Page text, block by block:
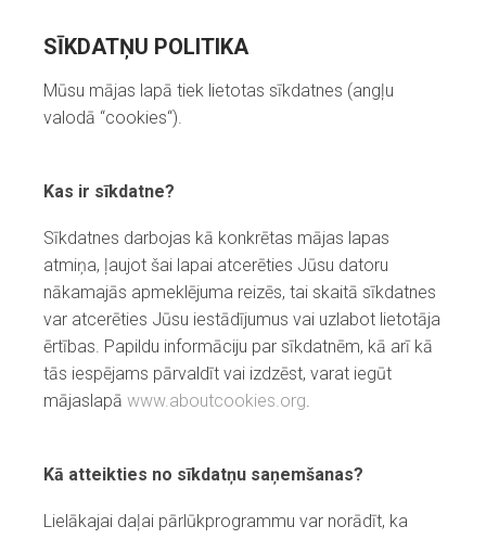
SĪKDATŅU POLITIKA
Mūsu mājas lapā tiek lietotas sīkdatnes (angļu
valodā “cookies“).
Kas ir sīkdatne?
Sīkdatnes darbojas kā konkrētas mājas lapas
atmiņa, ļaujot šai lapai atcerēties Jūsu datoru
nākamajās apmeklējuma reizēs, tai skaitā sīkdatnes
var atcerēties Jūsu iestādījumus vai uzlabot lietotāja
ērtības. Papildu informāciju par sīkdatnēm, kā arī kā
tās iespējams pārvaldīt vai izdzēst, varat iegūt
mājaslapā www.aboutcookies.org.
Kā atteikties no sīkdatņu saņemšanas?
Lielākajai daļai pārlūkprogrammu var norādīt, ka